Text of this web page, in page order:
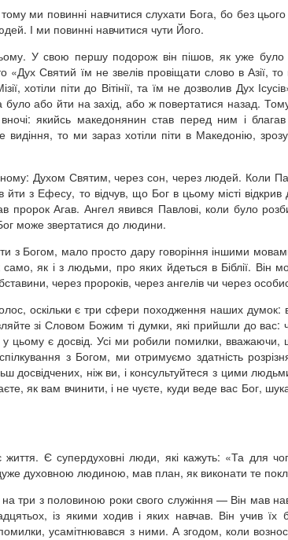
ми повинні навчитися слухати Бога, бо без
І ми повинні навчитися чути Його.
У свою першу подорож він пішов, як уже було
«Дух Святий їм не звелів провіщати слово в Азії,
хотіли піти до Вітінії, та їм не дозволив Дух
було або йти на захід, або ж повертатися назад.
вночі: якийсь македонянин став перед ним і
то ми зараз хотіли піти в Македонію,
Духом Святим, через сон, через людей. Коли
з Ефесу, то відчув, що Бог в цьому місті
пророк Агав. Ангел явився Павлові, коли було
може звертатися до людини.
з Богом, мало просто дару говоріння іншими
як і з людьми, про яких йдеться в Біблії. Він
через пророків, через ангелів чи через
оскільки є три сфери походження наших думок:
зі Словом Божим ті думки, які прийшли до вас:
цьому є досвід. Усі ми робили помилки,
з Богом, ми отримуємо здатність
досвідчених, ніж ви, і консультуйтеся з цими
як вам вчинити, і не чуєте, куди веде вас Бог,
життя. Є супердуховні люди, які кажуть: «Та для
духовною людиною, мав план, як виконати те
на три з половиною роки свого служіння — Він мав
із якими ходив і яких навчав. Він учив
усамітнювався з ними. А згодом, коли